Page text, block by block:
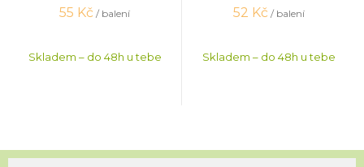
55 Kč / balení
Skladem – do 48h u tebe
52 Kč / balení
Skladem – do 48h u tebe